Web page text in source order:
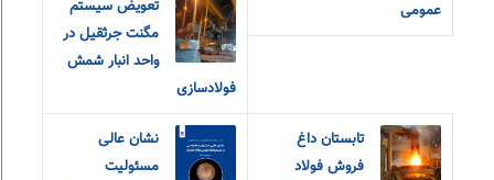
عمومی
تعویض سیستم
مگنت جرثقیل در
واحد انبار شمش
فولادسازی
تابستان داغ
فروش فولاد
نشان عالی
مسئولیت